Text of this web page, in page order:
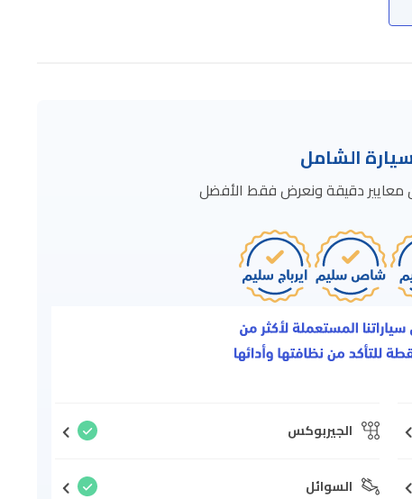
الشامل
معايير دقيقة ونعرض فقط الأفضل
الجيربوكس
السوائل